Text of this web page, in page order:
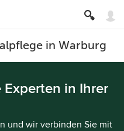
in Warburg
Experten in Ihrer
und wir verbinden Sie mit